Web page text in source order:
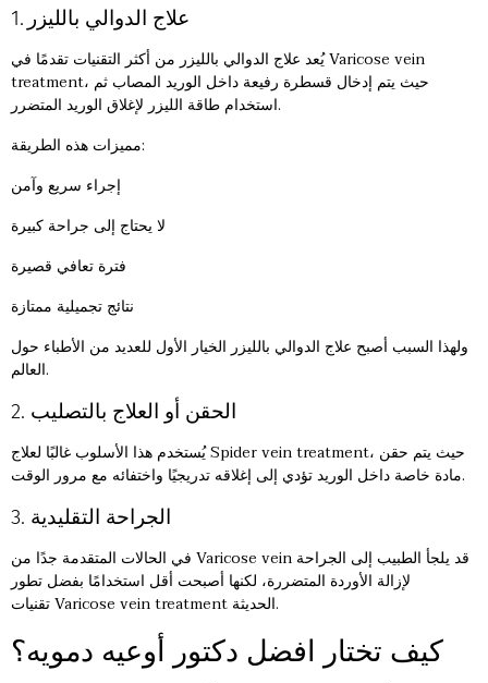
1. علاج الدوالي بالليزر
يُعد علاج الدوالي بالليزر من أكثر التقنيات تقدمًا في Varicose vein
treatment، حيث يتم إدخال قسطرة رفيعة داخل الوريد المصاب ثم
استخدام طاقة الليزر لإغلاق الوريد المتضرر.
مميزات هذه الطريقة:
إجراء سريع وآمن
لا يحتاج إلى جراحة كبيرة
فترة تعافي قصيرة
نتائج تجميلية ممتازة
ولهذا السبب أصبح علاج الدوالي بالليزر الخيار الأول للعديد من الأطباء حول
العالم.
2. الحقن أو العلاج بالتصليب
يُستخدم هذا الأسلوب غالبًا لعلاج Spider vein treatment، حيث يتم حقن
مادة خاصة داخل الوريد تؤدي إلى إغلاقه تدريجيًا واختفائه مع مرور الوقت.
3. الجراحة التقليدية
Varicose vein
لإزالة الأوردة المتضررة، لكنها أصبحت أقل استخدامًا بفضل تطور
تقنيات Varicose vein treatment الحديثة.
كيف تختار افضل دكتور أوعيه دمويه؟